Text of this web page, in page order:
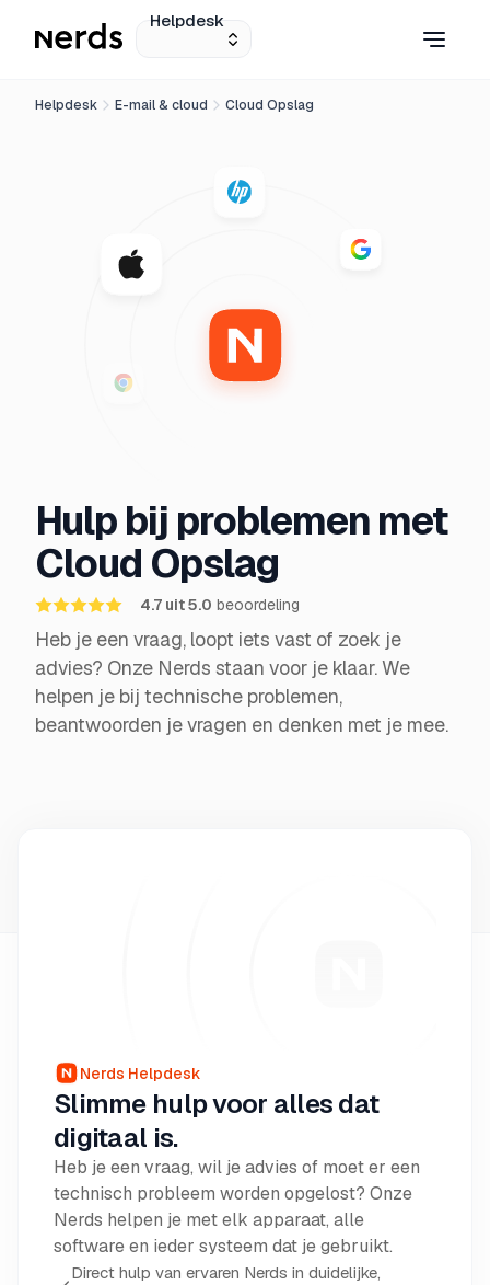
Helpdesk
Helpdesk E-mail & cloud Cloud Opslag
Hulp bij problemen met
Cloud Opslag
4.7 uit 5.0 beoordeling
Heb je een vraag, loopt iets vast of zoek je
advies? Onze Nerds staan voor je klaar. We
helpen je bij technische problemen,
beantwoorden je vragen en denken met je mee.
Nerds Helpdesk
Slimme hulp voor alles dat
digitaal is.
Heb je een vraag, wil je advies of moet er een
technisch probleem worden opgelost? Onze
Nerds helpen je met elk apparaat, alle
software en ieder systeem dat je gebruikt.
Direct hulp van ervaren Nerds in duidelijke,